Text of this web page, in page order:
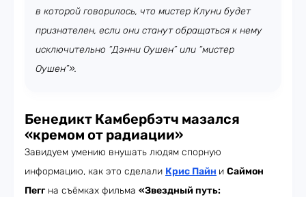
в которой говорилось, что мистер Клуни будет
признателен, если они станут обращаться к нему
исключительно “Дэнни Оушен” или “мистер
Оушен”».
Бенедикт Камбербэтч мазался
«кремом от радиации»
Завидуем умению внушать людям спорную
информацию, как это сделали Крис Пайн и Саймон
Пеггна съёмках фильма «Звездный путь: